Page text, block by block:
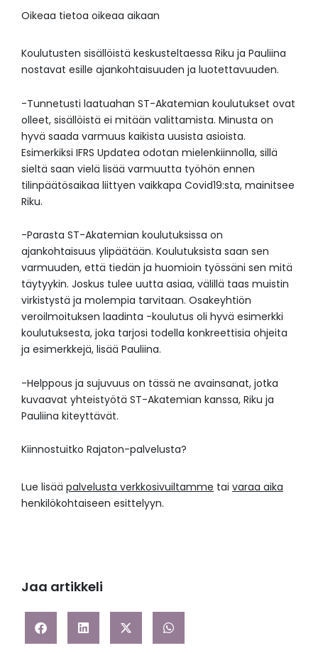
Oikeaa tietoa oikeaa aikaan
Koulutusten sisällöistä keskusteltaessa Riku ja Pauliina
nostavat esille ajankohtaisuuden ja luotettavuuden.
-Tunnetusti laatuahan ST-Akatemian koulutukset ovat
olleet, sisällöistä ei mitään valittamista. Minusta on
hyvä saada varmuus kaikista uusista asioista.
Esimerkiksi IFRS Updatea odotan mielenkiinnolla, sillä
sieltä saan vielä lisää varmuutta työhön ennen
tilinpäätösaikaa liittyen vaikkapa Covid19:sta, mainitsee
Riku.
-Parasta ST-Akatemian koulutuksissa on
ajankohtaisuus ylipäätään. Koulutuksista saan sen
varmuuden, että tiedän ja huomioin työssäni sen mitä
täytyykin. Joskus tulee uutta asiaa, välillä taas muistin
virkistystä ja molempia tarvitaan. Osakeyhtiön
veroilmoituksen laadinta -koulutus oli hyvä esimerkki
koulutuksesta, joka tarjosi todella konkreettisia ohjeita
ja esimerkkejä, lisää Pauliina.
-Helppous ja sujuvuus on tässä ne avainsanat, jotka
kuvaavat yhteistyötä ST-Akatemian kanssa, Riku ja
Pauliina kiteyttävät.
Kiinnostuitko Rajaton-palvelusta?
Lue lisää palvelusta verkkosivuiltamme tai varaa aika
henkilökohtaiseen esittelyyn.
Jaa artikkeli